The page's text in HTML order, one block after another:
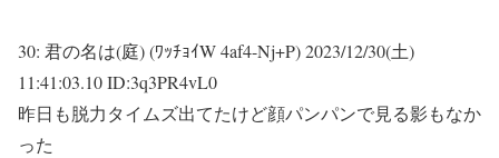
30: 君の名は(庭) (ﾜｯﾁｮｲW 4af4-Nj+P)2023/12/30(土)
11:41:03.10 ID:3q3PR4vL0
昨日も脱力タイムズ出てたけど顔パンパンで見る影もなか
った